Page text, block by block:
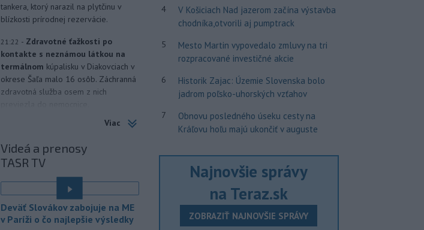
tankera, ktorý narazil na plytčinu v
blízkosti prírodnej rezervácie.
21:22 - Zdravotné ťažkosti po
kontakte s neznámou látkou na
termálnom kúpalisku v Diakovciach v
okrese Šaľa malo 16 osôb. Záchranná
zdravotná služba osem z nich
Ugandský parlament vo
ugandských vojakovdo
palestínskeho Pásma Gazy, kde by
mali pôsobiť v rámci medzinárodných
stabilizačných síl, ktoré navrhol
americký prezident Donald Trump.
20:07 - Anglická futbalová asociácia
Viac
Videá a prenosy
TASR TV
Deväť Slovákov zabojuje na ME
v Paríži o čo najlepšie výsledky
4
V Košiciach Nad jazerom začína výstavba
chodníka,otvorili aj pumptrack
5
Mesto Martin vypovedalo zmluvy na tri
rozpracované investičné akcie
6
Historik Zajac: Územie Slovenska bolo
jadrom poľsko-uhorských vzťahov
7
Obnovu posledného úseku cesty na
Kráľovu hoľu majú ukončiť v auguste
Najnovšie správy
na Teraz.sk
ZOBRAZIŤ NAJNOVŠIE SPRÁVY